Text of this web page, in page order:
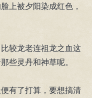
上被夕阳染成红色，
较龙老连祖龙之血这
些灵丹和神草呢。
有了打算，要想搞清